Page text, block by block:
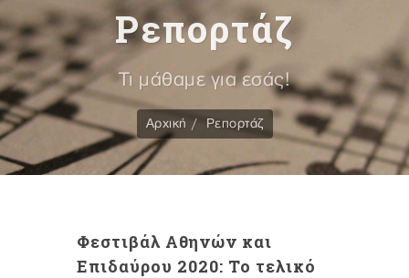
Ρεπορτάζ
Τι μάθαμε για εσάς!
Αρχική Ρεπορτάζ
Φεστιβάλ Αθηνών και
Επιδαύρου 2020: Το τελικό